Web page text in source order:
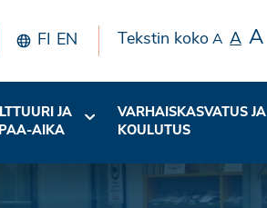
FI EN Tekstin koko A A A
JA
AIKA
VARHAISKASVATUS JA
KOULUTUS